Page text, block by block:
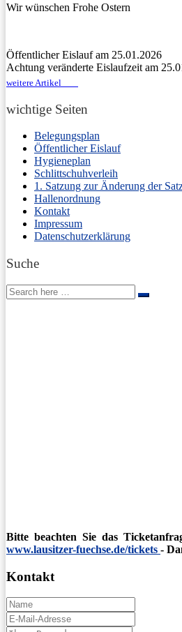
Wir wünschen Frohe Ostern
Öffentlicher Eislauf am 25.01.2026
Achtung veränderte Eislaufzeit am
weitere Artikel
wichtige Seiten
Belegungsplan
Öffentlicher Eislauf
Hygieneplan
Schlittschuhverleih
1. Satzung zur Änderung der
Hallenordnung
Kontakt
Impressum
Datenschutzerklärung
Suche
Search
for:
Search
Bitte beachten Sie das
www.lausitzer-fuechse.de/tickets -
Kontakt
Name
E-